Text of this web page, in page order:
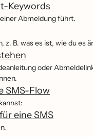
Keywords
Abmeldung führt.
B. was es ist, wie du es
oder
SMS-Flow
eine SMS